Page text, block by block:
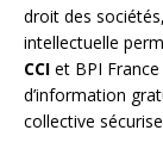
droit des
intellectuelle
CCI et BPI
d’information
collective